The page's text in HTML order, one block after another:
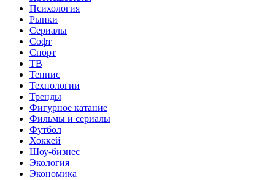
Психология
Рынки
Сериалы
Софт
Спорт
ТВ
Теннис
Технологии
Тренды
Фигурное катание
Фильмы и сериалы
Футбол
Хоккей
Шоу-бизнес
Экология
Экономика